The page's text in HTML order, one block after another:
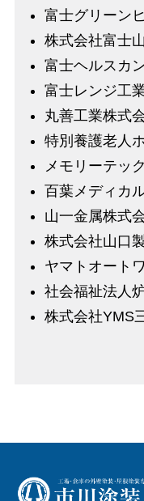
富士グリーン
株式会社富士
富士ヘルスカ
富士レンジ工
丸善工業株式
特別養護老人
メモリーテッ
百葉メディカ
山一金属株式
株式会社山口
ヤマトオート
社会福祉法人
株式会社YMS